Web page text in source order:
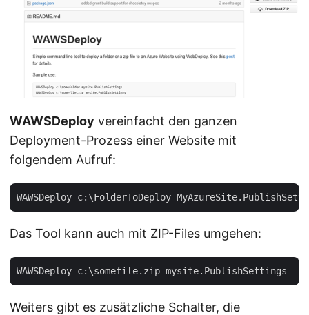
WAWSDeploy vereinfacht den ganzen
Deployment-Prozess einer Website mit
folgendem Aufruf:
Das Tool kann auch mit ZIP-Files umgehen:
Weiters gibt es zusätzliche Schalter, die